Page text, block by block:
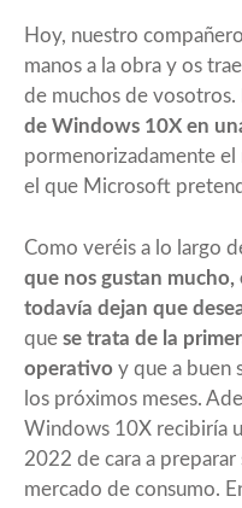
Hoy, nuestro
manos a la obra y os
de muchos de vosotros.
de Windows 10X en
pormenorizadamente
el que Microsoft
Como veréis a lo largo
que nos gustan mucho,
todavía dejan que
que se trata de la
operativo y que a buen
los próximos meses.
Windows 10X recibiría
2022 de cara a preparar
mercado de consumo.